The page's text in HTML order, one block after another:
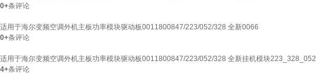
0+条评论
适用于海尔变频空调外机主板功率模块驱动板0011800847/223/052/328 全新0066
0+条评论
适用于海尔变频空调外机主板功率模块驱动板0011800847/223/052/328 全新挂机模块223_328_052
4+条评论